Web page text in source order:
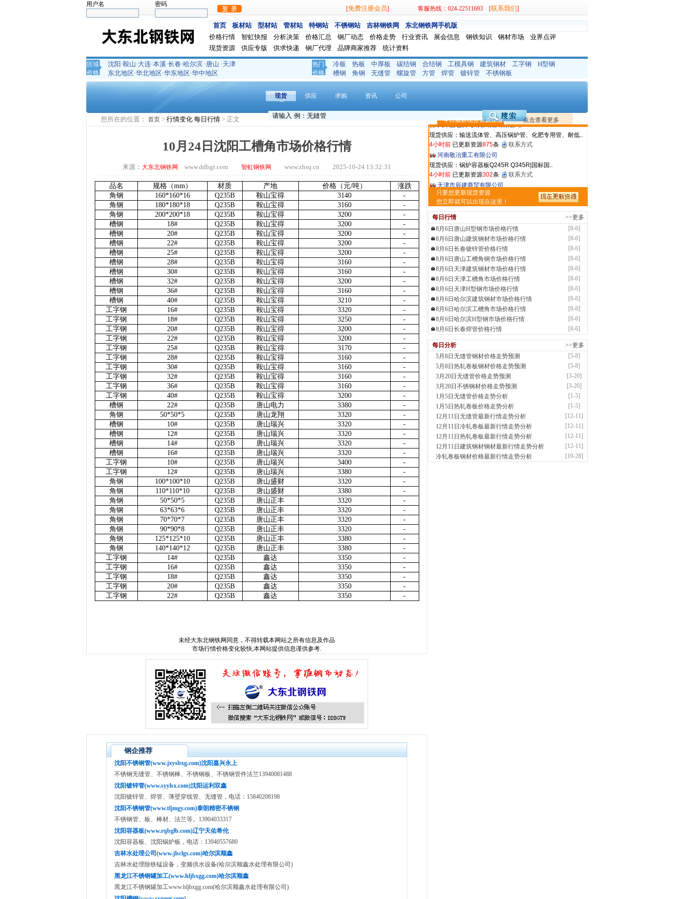
用户名 密码
[免费注册会员] 客服热线：024-22511693 [联系我们]
首页 板材站 型材站 管材站 特钢站 不锈钢站 吉林钢铁网
东北钢铁网手机版
价格行情
智虹快报 分析决策 价格汇总 钢厂动态 价格走势 行业资讯 展会信息 钢铁知识 钢材市场
业界点评
现货资源
供应专版 供求快递 钢厂代理 品牌商家推荐 统计资料
区域
价格
沈阳 ·鞍山·大连·本溪·长春·哈尔滨 ·唐山 ·天津
东北地区·华北地区·华东地区·华中地区
热门
价格
冷板 热板 中厚板 碳结钢 合结钢 工模具钢 建筑钢材 工字钢
H型钢
槽钢
角钢 无缝管 螺旋管 方管 焊管 镀锌管 不锈钢板
现货 供应 求购 资讯 公司
您所在的位置： 首页 > 行情变化 每日行情 > 正文
10月24日沈阳工槽角市场价格行情
来源： 大东北钢铁网 www.ddbgt.com 智虹钢铁网 www.zhsq.cn 2025-10-24 13:32:31
品名 规格（mm） 材质 产地 价格（元/吨）
涨跌
角钢
160*160*16 Q235B 鞍山宝得 3140
-
角钢
180*180*18 Q235B 鞍山宝得 3160
-
角钢
200*200*18 Q235B 鞍山宝得 3200
-
槽钢
18# Q235B 鞍山宝得 3200
-
槽钢
20# Q235B 鞍山宝得 3200
-
槽钢
22# Q235B 鞍山宝得 3200
-
槽钢
25# Q235B 鞍山宝得 3200
-
槽钢
28# Q235B 鞍山宝得 3160
-
槽钢
30# Q235B 鞍山宝得 3160
-
槽钢
32# Q235B 鞍山宝得 3200
-
槽钢
36# Q235B 鞍山宝得 3160
-
槽钢
40# Q235B 鞍山宝得 3210
-
工字钢
16# Q235B 鞍山宝得 3320
-
工字钢
18# Q235B 鞍山宝得 3250
-
工字钢
20# Q235B 鞍山宝得 3200
-
工字钢
22# Q235B 鞍山宝得 3200
-
工字钢
25# Q235B 鞍山宝得 3170
-
工字钢
28# Q235B 鞍山宝得 3160
-
工字钢
30# Q235B 鞍山宝得 3160
-
工字钢
32# Q235B 鞍山宝得 3160
-
工字钢
36# Q235B 鞍山宝得 3160
-
工字钢
40# Q235B 鞍山宝得 3200
-
槽钢
22# Q235B 唐山电力 3380
-
角钢
50*50*5 Q235B 唐山龙翔 3320
-
槽钢
10# Q235B 唐山瑞兴 3320
-
槽钢
12# Q235B 唐山瑞兴 3320
-
槽钢
14# Q235B 唐山瑞兴 3320
-
槽钢
16# Q235B 唐山瑞兴 3320
-
工字钢
10# Q235B 唐山瑞兴 3400
-
工字钢
12# Q235B 唐山瑞兴 3380
-
角钢
100*100*10 Q235B 唐山盛财 3320
-
角钢
110*110*10 Q235B 唐山盛财 3380
-
角钢
50*50*5 Q235B 唐山正丰 3320
-
角钢
63*63*6 Q235B 唐山正丰 3320
-
角钢
70*70*7 Q235B 唐山正丰 3320
-
角钢
90*90*8 Q235B 唐山正丰 3320
-
角钢
125*125*10 Q235B 唐山正丰 3380
-
角钢
140*140*12 Q235B 唐山正丰 3380
-
工字钢
14# Q235B 鑫达 3350
-
工字钢
16# Q235B 鑫达 3350
-
工字钢
18# Q235B 鑫达 3350
-
工字钢
20# Q235B 鑫达 3350
-
工字钢
22# Q235B 鑫达 3350 -
未经大东北钢铁网 同意，不得转载本网站之所有信息及作品
市场行情价格变化较快,本网站提供信息谨供参考.
今日最新现货资源企业 点击查看更多
11分钟前已更新资源419条
联系方式
舞钢市盛隆物资有限公司
现货供应：中低温锅炉容器板|中厚板|耐磨板|高强板..
现货供应：输送流体管、高压锅炉管、化肥专用管、耐低..
4小时前已更新资源875条
联系方式
河南敬冶重工有限公司
现货供应：锅炉容器板Q245R Q345R|国标国..
4小时前已更新资源302条
天津市辰建商贸有限公司
现货供应：不锈方管| 热扩无缝管| 方矩管
5小时前已更新资源1280条
安阳市润兴商贸有限公司
现货供应：低合金板|高强度板|Z向板|
5小时前已更新资源254条
联系方式
沈阳嘉之诺贸易有限公司
现货供应：镀锌卷/板、首钢酸洗板、冷轧板、高强钢板
6小时前 已更新资源15 条
联系方式
天津益硕隆钢铁贸易有限公司
现货供应：德国蒂森克虏伯耐磨板|容器板|低温\美标..
6小时前 已更新资源1369 条
联系方式
沈阳金锴盛商贸有限公司
现货供应：主营：建筑材料、螺纹钢、盘螺、盘圆
6小时前 已更新资源 12条
联系方式
天津市丰硕伟业钢铁贸易有限公司
现货供应：无缝管|高压锅炉管|低中压锅炉管
6小时前已更新资源833条
联系方式
玖隆晟钢管制造有限公司
现货供应：无缝管|合金管|圆钢|精密光亮管|马氏体..
11分钟前已更新资源419条
联系方式
舞钢市盛隆物资有限公司
现货供应：中低温锅炉容器板|中厚板|耐磨板|高强板..
3小时前已更新资源21条
联系方式
天津宝仓腾飞钢管销售有限公司
现货供应：输送流体管、高压锅炉管、化肥专用管、耐低..
4小时前 已更新资源875条
联系方式
河南敬冶重工有限公司
现货供应：锅炉容器板Q245R Q345R|国标国..
4小时前已更新资源302条
联系方式
只要您更新现货资源
您立即就可以出现在这里！
每日行情
>>更多
8月6日唐山H型钢市场价格行情
[8-6]
8月6日唐山建筑钢材市场价格行情
[8-6]
8月6日长春镀锌管价格行情
[8-6]
8月6日唐山工槽角钢市场价格行情
[8-6]
8月6日天津建筑钢材市场价格行情
[8-6]
8月6日天津工槽角市场价格行情
[8-6]
8月6日天津H型钢市场价格行情
[8-6]
8月6日哈尔滨建筑钢材市场价格行情
[8-6]
8月6日哈尔滨工槽角市场价格行情
[8-6]
8月6日哈尔滨H型钢市场价格行情
[8-6]
8月6日长春焊管价格行情
[8-6]
每日分析
>>更多
5月8日无缝管钢材价格走势预测
[5-8]
5月8日热轧卷板钢材价格走势预测
[5-8]
3月20日无缝管价格走势预测
[3-20]
3月20日不锈钢材价格走势预测
[3-20]
1月5日无缝管价格走势分析
[1-5]
1月5日热轧卷板价格走势分析
[1-5]
12月11日无缝管最新行情走势分析
[12-11]
12月11日冷轧卷板最新行情走势分析
[12-11]
12月11日热轧卷板最新行情走势分析
[12-11]
12月11日建筑钢材钢材最新行情走势分析
[12-11]
冷轧卷板钢材价格最新行情走势分析
[10-28]
钢企推荐
沈阳不锈钢管(www.jxysbxg.com)沈阳嘉兴永上
不锈钢无缝管、不锈钢棒、不锈钢板、不锈钢管件法兰13940081488
沈阳镀锌管(www.syylsx.com)沈阳运利双鑫
沈阳镀锌管、焊管、薄壁穿线管、无缝管，电话：15840208198
沈阳不锈钢管(www.tljmgy.com)泰朗精密不锈钢
不锈钢管、板、棒材、法兰等。13904033317
沈阳容器板(www.rqbglb.com)辽宁天佑希伦
沈阳容器板、沈阳锅炉板，电话：13940557680
吉林水处理公司(www.jlsclgs.com)哈尔滨顺鑫
吉林水处理除铁锰设备，变频供水设备(哈尔滨顺鑫水处理有限公司)
黑龙江不锈钢罐加工(www.hljbxgg.com)哈尔滨顺鑫
黑龙江不锈钢罐加工www.hljbxgg.com(哈尔滨顺鑫水处理有限公司)